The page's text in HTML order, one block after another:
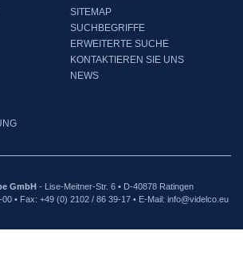
SITEMAP
SUCHBEGRIFFE
ERWEITERTE SUCHE
KONTAKTIEREN SIE UNS
NEWS
GmbH - Lise-Meitner-Str. 6 • D-40878 Ratingen
• Fax: +49 (0) 2102 / 86 39-17 • E-Mail: info@videlco.eu